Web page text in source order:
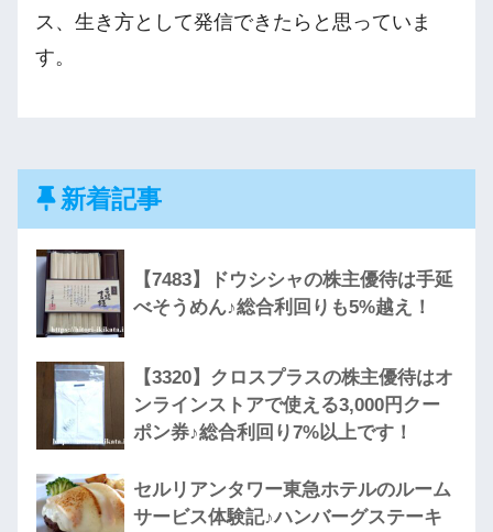
ス、生き方として発信できたらと思っていま
す。
新着記事
【7483】ドウシシャの株主優待は手延
べそうめん♪総合利回りも5%越え！
【3320】クロスプラスの株主優待はオ
ンラインストアで使える3,000円クー
ポン券♪総合利回り7%以上です！
セルリアンタワー東急ホテルのルーム
サービス体験記♪ハンバーグステーキ